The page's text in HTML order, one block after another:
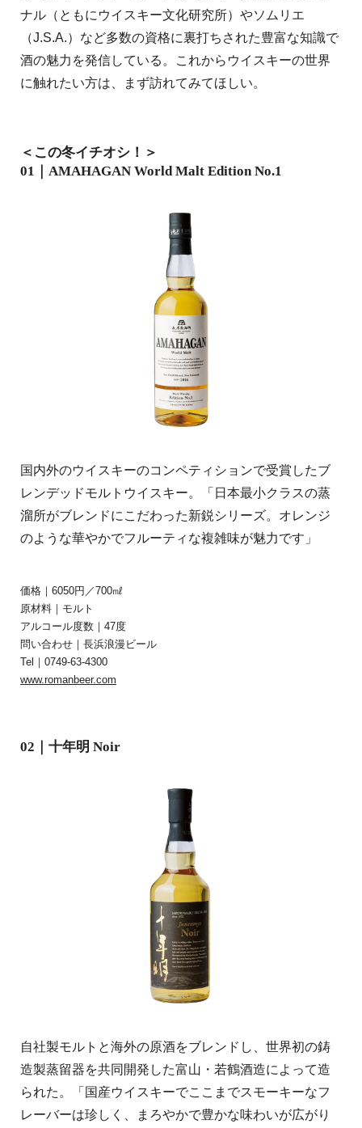
ナル（ともにウイスキー文化研究所）やソムリエ
（J.S.A.）など多数の資格に裏打ちされた豊富な知識で
酒の魅力を発信している。これからウイスキーの世界
に触れたい方は、まず訪れてみてほしい。
＜この冬イチオシ！＞
01｜AMAHAGAN World Malt Edition No.1
国内外のウイスキーのコンペティションで受賞したブ
レンデッドモルトウイスキー。「日本最小クラスの蒸
溜所がブレンドにこだわった新鋭シリーズ。オレンジ
のような華やかでフルーティな複雑味が魅力です」
価格｜6050円／700㎖
原材料｜モルト
アルコール度数｜47度
問い合わせ｜長浜浪漫ビール
Tel｜0749-63-4300
www.romanbeer.com
02｜十年明 Noir
自社製モルトと海外の原酒をブレンドし、世界初の鋳
造製蒸留器を共同開発した富山・若鶴酒造によって造
られた。「国産ウイスキーでここまでスモーキーなフ
レーバーは珍しく、まろやかで豊かな味わいが広がり